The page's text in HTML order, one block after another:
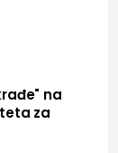
na
za